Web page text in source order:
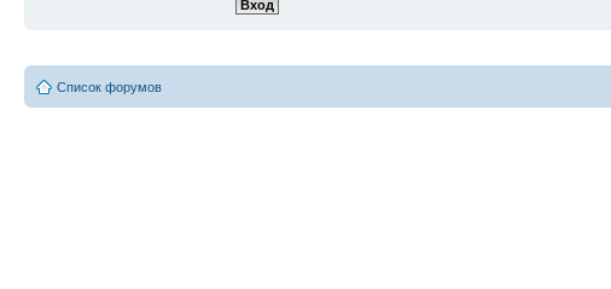
Список форумов